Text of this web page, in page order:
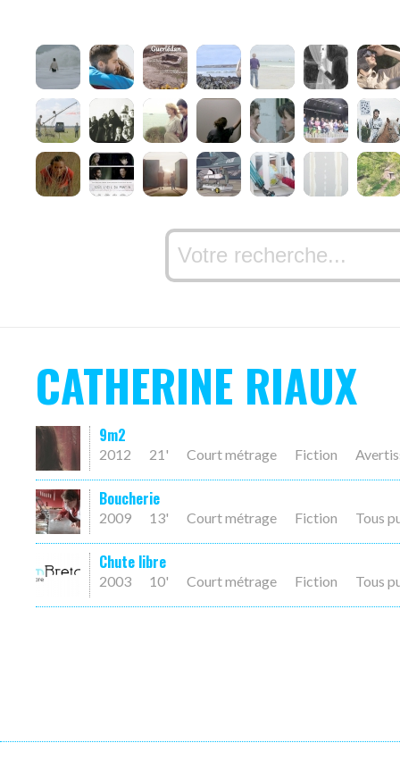
CATHERINE RIAUX
9m2
2012 21' Court métrage Fiction
Boucherie
2009 13' Court métrage Fiction Tous
Chute libre
2003 10' Court métrage Fiction Tous